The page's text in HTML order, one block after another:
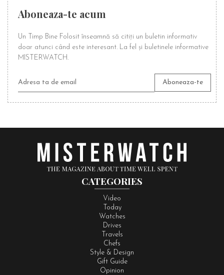
Aboneaza-te acum
Un Timp Bine Folosit înseamnă să citiți un buletin informativ
doar atunci când este interesant. La fel și buletinele informative
MISTERWATCH.
CATEGORIES
Video
Today
Watches
Drives
Travels
Chefs
Style & Design
Gift Guide
Opinion